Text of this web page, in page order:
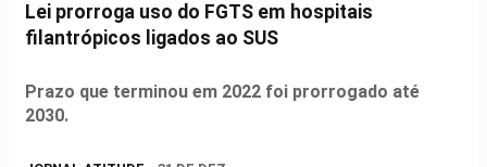
Lei prorroga uso do FGTS em hospitais
filantrópicos ligados ao SUS
Prazo que terminou em 2022 foi prorrogado até
2030.